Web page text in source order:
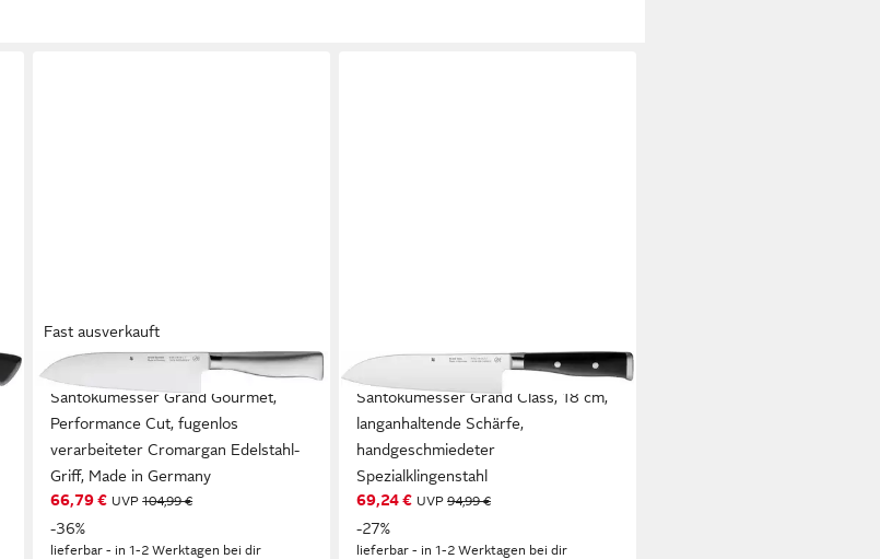
Fast ausverkauft
Santokumesser Grand Gourmet,
Performance Cut, fugenlos
verarbeiteter Cromargan Edelstahl-
Griff, Made in Germany
66,79 € UVP104,99 €
-36%
lieferbar - in 1-2 Werktagen bei dir
Santokumesser Grand Class, 18 cm,
langanhaltende Schärfe,
handgeschmiedeter
Spezialklingenstahl
69,24 € UVP94,99 €
-27%
lieferbar - in 1-2 Werktagen bei dir